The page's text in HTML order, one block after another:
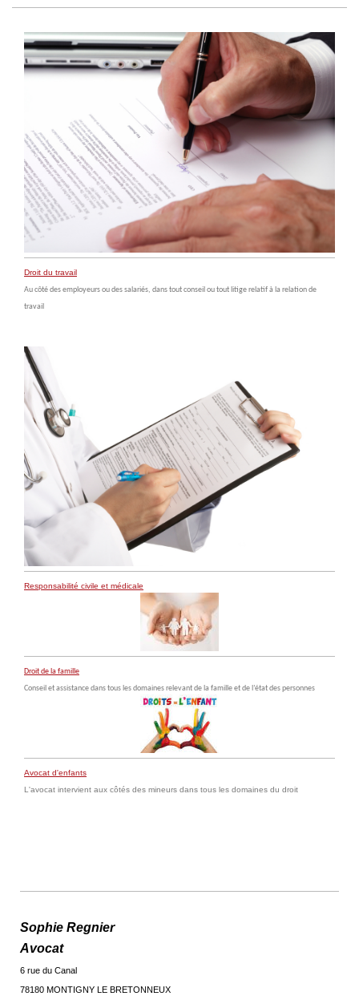
Droit du travail
Au côté des employeurs ou des salariés, dans tout conseil ou tout litige relatif à la relation de
travail
Responsabilité civile et médicale
Droit de la famille
Conseil et assistance dans tous les domaines relevant de la famille et de l’état des personnes
Avocat d'enfants
L'avocat intervient aux côtés des mineurs dans tous les domaines du droit
Sophie Regnier
Avocat
6 rue du Canal
78180 MONTIGNY LE BRETONNEUX